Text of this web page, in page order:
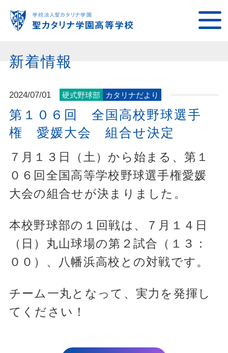
新着情報
2024/07/01 硬式野球部 カタリナだより
第１０６回 全国高校野球選手
権 愛媛大会 組合せ決定
７月１３日（土）から始まる、第１
０６回全国高等学校野球選手権愛媛
大会の組合せが決まりました。
本校野球部の１回戦は、７月１４日
（日）丸山球場の第２試合（１３：
００）、八幡浜高校との対戦です。
チーム一丸となって、実力を発揮し
てください！